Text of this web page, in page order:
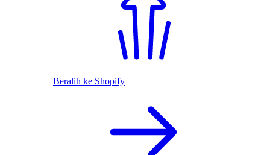
Beralih ke Shopify